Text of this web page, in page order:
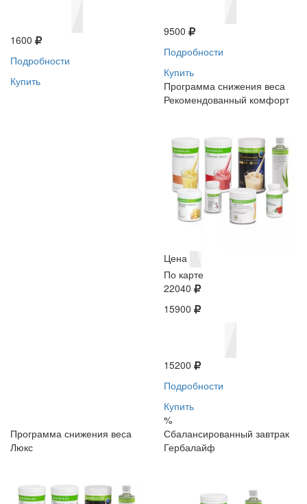
1600
Подробности
Купить
9500
Подробности
Купить
Программа снижения веса
Рекомендованный комфорт
Цена
По карте
22040
15900
15200
Подробности
Купить
%
Программа снижения веса
Люкс
Сбалансированный завтрак
Гербалайф